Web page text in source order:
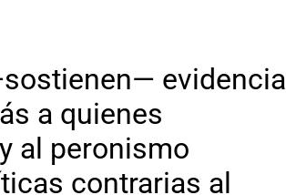
evidencia
a quienes
al peronismo
contrarias al